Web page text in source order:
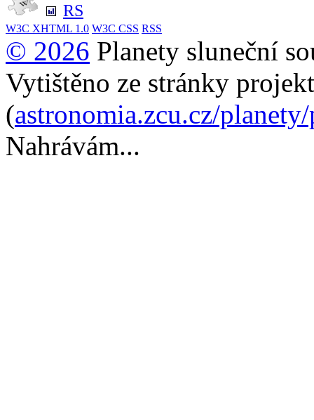
RS
W3C XHTML 1.0 W3C CSS RSS
© 2026 Planety sluneční
Vytištěno ze stránky
(astronomia.zcu.cz/
Nahrávám...